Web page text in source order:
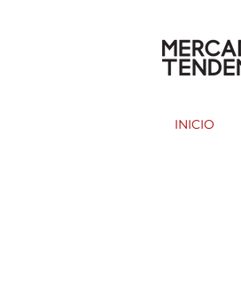
INICIO